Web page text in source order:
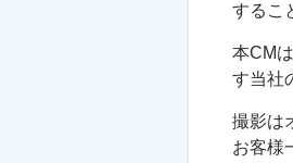
するこ
本CM
す当社
撮影は
お客様